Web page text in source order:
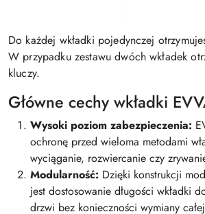
Do każdej wkładki pojedynczej
W przypadku zestawu dwóch wkładek
kluczy.
Główne cechy wkładki
Wysoki poziom zabezpieczenia:
ochronę przed wieloma metodami
wyciąganie, rozwiercanie czy
Modularność: Dzięki konstrukcji
jest dostosowanie długości wkładki
drzwi bez konieczności wymiany